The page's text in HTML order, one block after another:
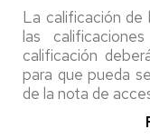
La calificación de
las
calificación
para que pueda
de la nota de